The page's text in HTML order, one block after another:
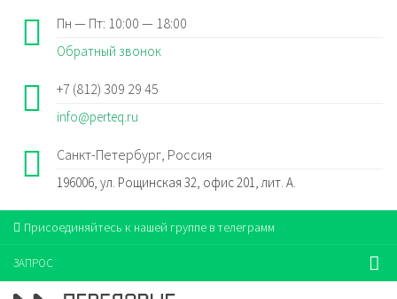
Пн — Пт: 10:00 — 18:00
Обратный звонок
+7 (812) 309 29 45
info@perteq.ru
Санкт-Петербург, Россия
196006, ул. Рощинская 32, офис 201, лит. А.
Присоединяйтесь к нашей группе в телеграмм
ЗАПРОС